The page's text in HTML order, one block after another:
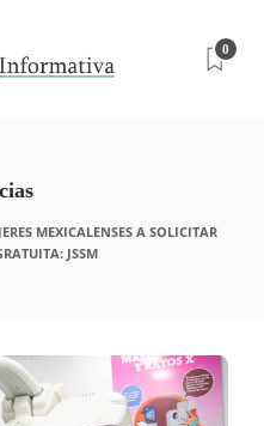
0
MEXICALENSES A SOLICITAR
JSSM